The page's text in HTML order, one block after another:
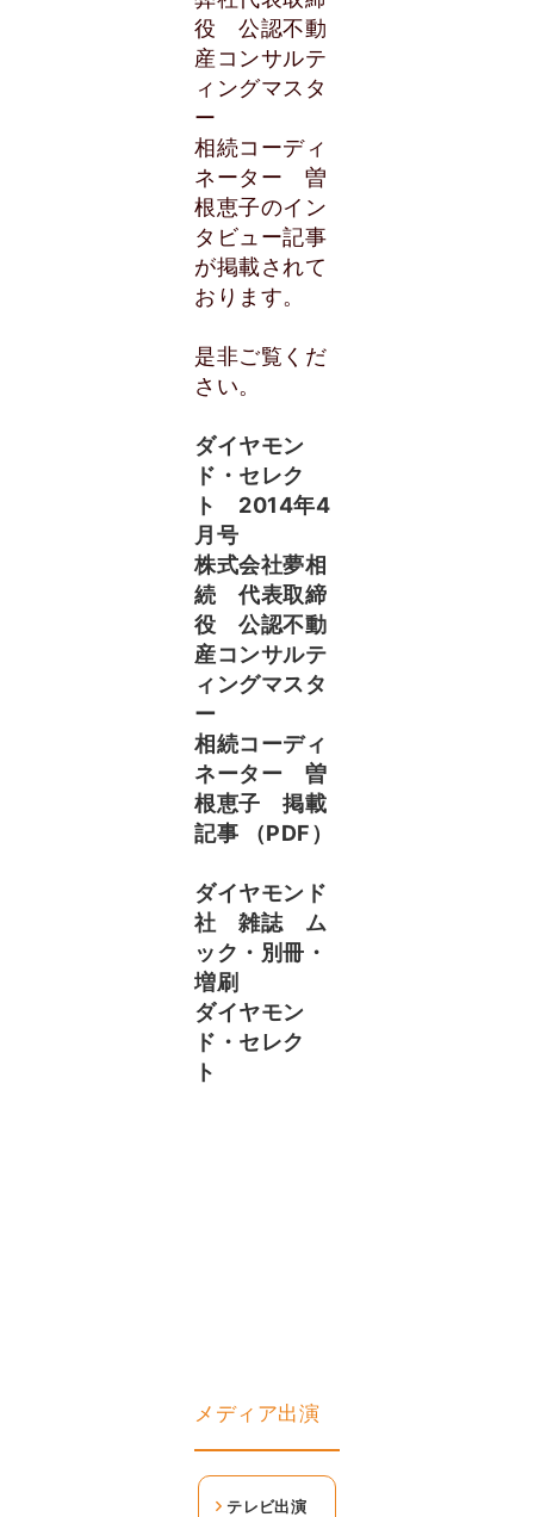
役 公認不動
産コンサルテ
ィングマスタ
ー
相続コーディ
ネーター 曽
根恵子のイン
タビュー記事
が掲載されて
おります。
是非ご覧くだ
さい。
ダイヤモン
ド・セレク
ト 2014年4
月号
株式会社夢相
続 代表取締
役 公認不動
産コンサルテ
ィングマスタ
ー
相続コーディ
ネーター 曽
根恵子 掲載
記事 （PDF）
ダイヤモンド
社 雑誌 ム
ック・別冊・
増刷
ダイヤモン
ド・セレク
ト
メディア出演
テレビ出演